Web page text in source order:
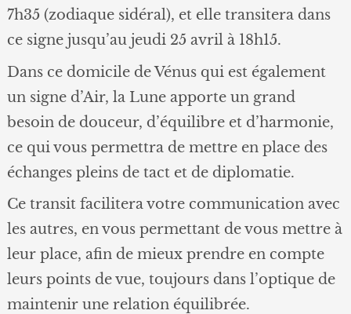
7h35 (zodiaque sidéral), et elle transitera dans
ce signe jusqu’au jeudi 25 avril à 18h15.
Dans ce domicile de Vénus qui est également
un signe d’Air, la Lune apporte un grand
besoin de douceur, d’équilibre et d’harmonie,
ce qui vous permettra de mettre en place des
échanges pleins de tact et de diplomatie.
Ce transit facilitera votre communication avec
les autres, en vous permettant de vous mettre à
leur place, afin de mieux prendre en compte
leurs points de vue, toujours dans l’optique de
maintenir une relation équilibrée.